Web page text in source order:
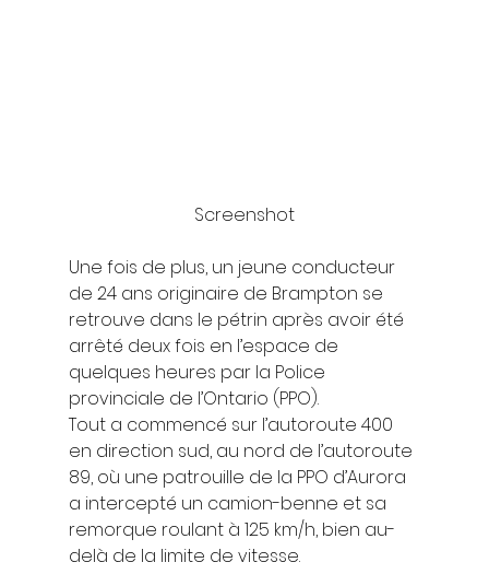
Screenshot
Une fois de plus, un jeune conducteur
de 24 ans originaire de Brampton se
retrouve dans le pétrin après avoir été
arrêté deux fois en l’espace de
quelques heures par la Police
provinciale de l’Ontario (PPO).
Tout a commencé sur l’autoroute 400
en direction sud, au nord de l’autoroute
89, où une patrouille de la PPO d’Aurora
a intercepté un camion-benne et sa
remorque roulant à 125 km/h, bien au-
delà de la limite de vitesse.